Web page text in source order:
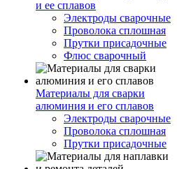
и ее сплавов
Электроды сварочные
Проволока сплошная
Прутки присадочные
Флюс сварочный
Материалы для сварки
алюминия и его сплавов
Электроды сварочные
Проволока сплошная
Прутки присадочные